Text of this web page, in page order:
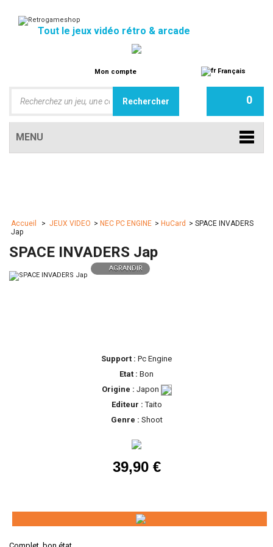
Tout le jeux vidéo rétro & arcade
Mon compte Français
0
MENU
Accueil > JEUX VIDEO > NEC PC ENGINE > HuCard > SPACE INVADERS
Jap
SPACE INVADERS Jap
AGRANDIR
Support : Pc Engine
Etat : Bon
Origine : Japon
Editeur :Taito
Genre : Shoot
39,90 €